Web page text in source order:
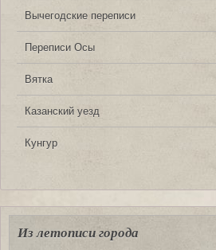
Вычегодские переписи
Переписи Осы
Вятка
Казанский уезд
Кунгур
Из летописи города